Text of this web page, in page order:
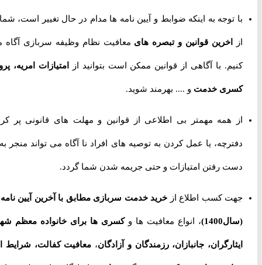
با توجه به اینکه ضوابط و آیین نامه ها مدام در حال تغییر است، شما را
اخرین قوانین و تبصره هایمعافیت نظام وظیفه سربازی آگاه می
کنیم. با آگاهی از قوانین ممکن است بتوانید ازامتیازات امریه، پروژه
کسری خدمتو .... بهرمند شوید.
از همه مهمتر بی اطلاعی از قوانین و مهلت های قانونی پر کردن
دفترچه، یا عمل کردن به توصیه های افراد نا آگاه می تواند منجر به از
دست رفتن امتیازات و حتی جریمه شدن شما گردد.
جهت کسب اطلاع ازخرید خدمت سربازی مطابق با آخرین آیین نامه ها
(سال1400) ، انواع معافیت ها و کسری ها برای خانواده معظم شهدا،
ایثارگران، جانبازان، رزمندگان و آزادگان،معافیت کفالت، شرایط اخذ